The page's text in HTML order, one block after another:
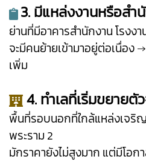
3. มีแหล่งงานหรือสำ
ย่านที่มีอาคารสำนักงาน โรงง
จะมีคนย้ายเข้ามาอยู่ต่อเนื่อง
เพิ่ม
4. ทำเลที่เริ่มขยายตั
พื้นที่รอบนอกที่ใกล้แหล่งเจริญ
พระราม 2
มักราคายังไม่สูงมาก แต่มีโอก